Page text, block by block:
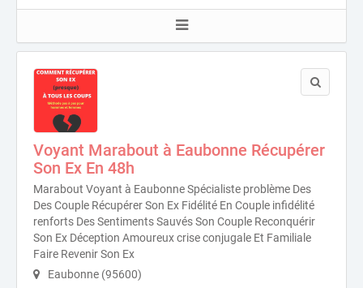
Voyant Marabout à Eaubonne Récupérer
Son Ex En 48h
Marabout Voyant à Eaubonne Spécialiste problème Des
Des Couple Récupérer Son Ex Fidélité En Couple infidélité
renforts Des Sentiments Sauvés Son Couple Reconquérir
Son Ex Déception Amoureux crise conjugale Et Familiale
Faire Revenir Son Ex
Eaubonne (95600)